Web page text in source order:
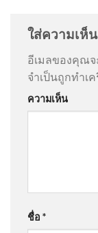
ใส่ความเห็น
อีเมลของคุณ
จำเป็นถูกทำเ
ความเห็น
ชื่อ *